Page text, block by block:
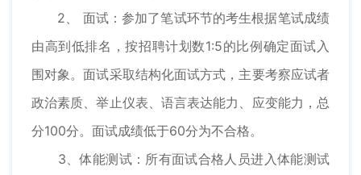
2、 面试：参加了笔试环节的考生根据笔试成绩
由高到低排名，按招聘计划数1:5的比例确定面试入
围对象。面试采取结构化面试方式，主要考察应试者
政治素质、举止仪表、语言表达能力、应变能力，总
分100分。面试成绩低于60分为不合格。
3、体能测试：所有面试合格人员进入体能测试